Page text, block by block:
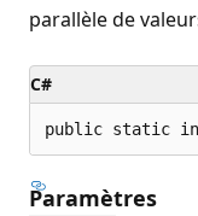
parallèle de
C#
public static int
Paramètres